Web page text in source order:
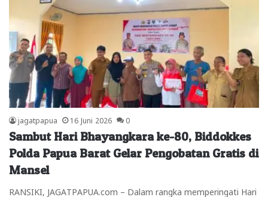
jagatpapua 16 Juni 2026 0
Sambut Hari Bhayangkara ke-80, Biddokkes
Polda Papua Barat Gelar Pengobatan Gratis di
Mansel
RANSIKI, JAGATPAPUA.com – Dalam rangka memperingati Hari